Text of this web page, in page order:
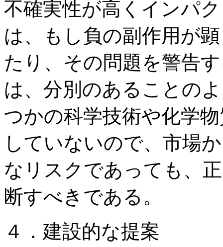
不確実性が高くインパ
は、もし負の副作用が
たり、その問題を警告
は、分別のあることの
つかの科学技術や化学
していないので、市場
なリスクであっても、
断すべきである。
４．建設的な提案